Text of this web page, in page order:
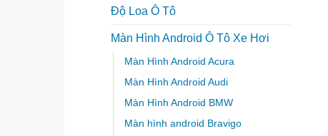
Độ Loa Ô Tô
Màn Hình Android Ô Tô Xe Hơi
Màn Hình Android Acura
Màn Hình Android Audi
Màn Hình Android BMW
Màn hình android Bravigo